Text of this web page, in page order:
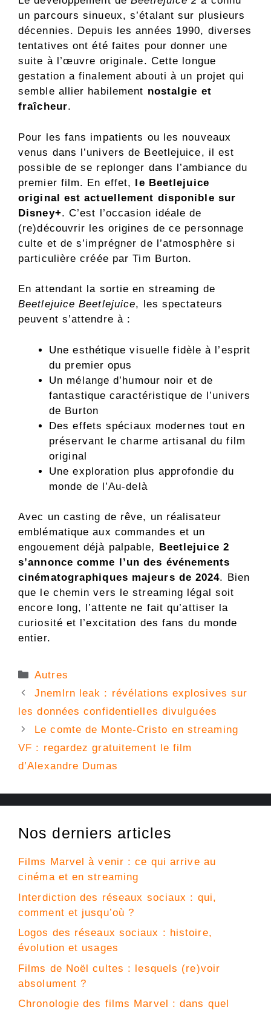
un parcours sinueux, s’étalant sur plusieurs
décennies. Depuis les années 1990, diverses
tentatives ont été faites pour donner une
suite à l’œuvre originale. Cette longue
gestation a finalement abouti à un projet qui
semble allier habilement nostalgie et
fraîcheur.
Pour les fans impatients ou les nouveaux
venus dans l’univers de Beetlejuice, il est
possible de se replonger dans l’ambiance du
premier film. En effet, le Beetlejuice
original est actuellement disponible sur
Disney+. C’est l’occasion idéale de
(re)découvrir les origines de ce personnage
culte et de s’imprégner de l’atmosphère si
particulière créée par Tim Burton.
En attendant la sortie en streaming de
Beetlejuice Beetlejuice, les spectateurs
peuvent s’attendre à :
Une esthétique visuelle fidèle à l’esprit
du premier opus
Un mélange d’humour noir et de
fantastique caractéristique de l’univers
de Burton
Des effets spéciaux modernes tout en
préservant le charme artisanal du film
original
Une exploration plus approfondie du
monde de l’Au-delà
Avec un casting de rêve, un réalisateur
emblématique aux commandes et un
engouement déjà palpable, Beetlejuice 2
s’annonce comme l’un des événements
cinématographiques majeurs de 2024. Bien
que le chemin vers le streaming légal soit
encore long, l’attente ne fait qu’attiser la
curiosité et l’excitation des fans du monde
entier.
Catégories
Autres
Jnemlrn leak : révélations explosives sur
les données confidentielles divulguées
Le comte de Monte-Cristo en streaming
VF : regardez gratuitement le film
d’Alexandre Dumas
Nos derniers articles
Films Marvel à venir : ce qui arrive au
cinéma et en streaming
Interdiction des réseaux sociaux : qui,
comment et jusqu’où ?
Logos des réseaux sociaux : histoire,
évolution et usages
Films de Noël cultes : lesquels (re)voir
absolument ?
Chronologie des films Marvel : dans quel